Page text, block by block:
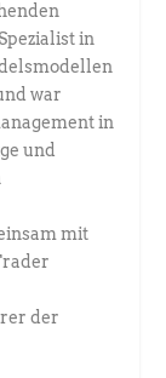
in
war
in
und
mit
der